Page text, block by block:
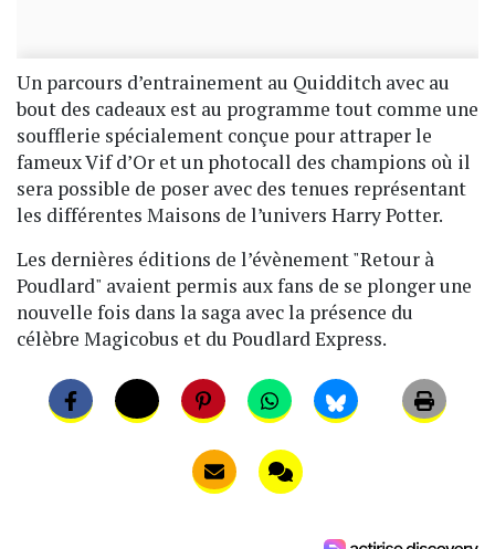
Un parcours d’entrainement au Quidditch avec au
bout des cadeaux est au programme tout comme une
soufflerie spécialement conçue pour attraper le
fameux Vif d’Or et un photocall des champions où il
sera possible de poser avec des tenues représentant
les différentes Maisons de l’univers Harry Potter.
Les dernières éditions de l’évènement "Retour à
Poudlard" avaient permis aux fans de se plonger une
nouvelle fois dans la saga avec la présence du
célèbre Magicobus et du Poudlard Express.